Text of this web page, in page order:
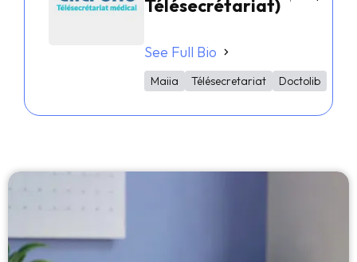
Télésecrétariat)
See Full Bio
Maiia Télésecretariat Doctolib